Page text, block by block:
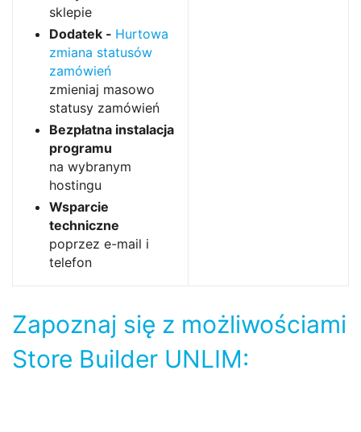
sklepie
Dodatek - Hurtowa
zmiana statusów
zamówień
zmieniaj masowo
statusy zamówień
Bezpłatna instalacja
programu
na wybranym
hostingu
Wsparcie
techniczne
poprzez e-mail i
telefon
Zapoznaj się z możliwościami
Store Builder UNLIM: